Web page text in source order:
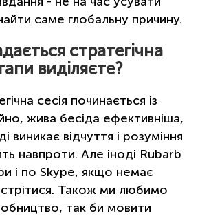
саме глобальну причину.
стратегічна
виділяєте?
сесія починається із
жива бесіда ефективніша,
виникає відчуття і розуміння
навпроти. Але іноді Rubarb
і по Skype, якщо немає
Також ми любимо
так би мовити